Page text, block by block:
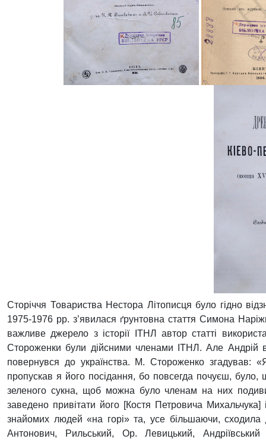
Сторіччя Товариства Нестора Літописця було гідно
1975-1976 рр. з’явилася ґрунтовна стаття Симона
важливе джерело з історії ІТНЛ автор статті
Стороженки були дійсними членами ІТНЛ. Але Андрій
повернувся до українства. М. Стороженко згадував:
пропускав я його посідання, бо повсегда почуєш, було,
зеленого сукна, щоб можна було членам на них
заведено привітати його [Костя Петровича
знайомих людей «на горі» та, усе більшаючи,
Антонович, Рильський, Ор. Левицький,